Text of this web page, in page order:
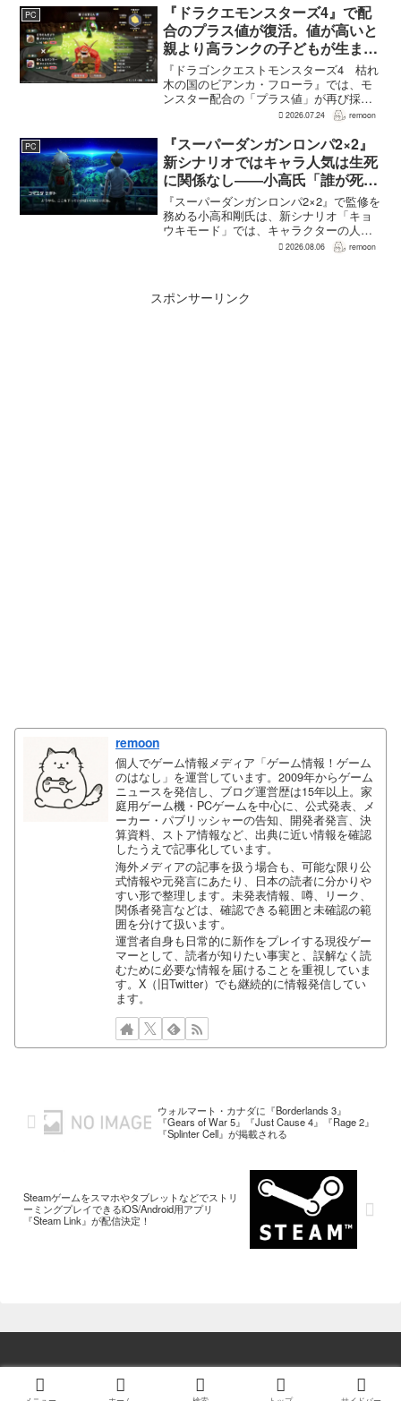
何度も挑戦すれば先へ進める...
PC
『ドラクエモンスターズ4』で配
合のプラス値が復活。値が高いと
親より高ランクの子どもが生まれ
ることも
『ドラゴンクエストモンスターズ4 枯れ
木の国のビアンカ・フローラ』では、モ
ンスター配合の「プラス値」が再び採用
される。配合を繰り返すことで数値が増
が高くなる補正がかかる。前作『ドラゴ
ンクエストモンスターズ...
2026.07.24 remoon
PC
『スーパーダンガンロンパ2×2』
新シナリオではキャラ人気は生死
に関係なし――小高氏「誰が死ん
でもヘイトメールは送らないで」
『スーパーダンガンロンパ2×2』で監修を
務める小高和剛氏は、新シナリオ「キョ
ウキモード」では、キャラクターの人気
にかかわらず退場させるとRPG Siteのイ
2026.08.06 remoon
スポンサーリンク
remoon
個人でゲーム情報メディア「ゲーム情報！ゲーム
のはなし」を運営しています。2009年からゲーム
ニュースを発信し、ブログ運営歴は15年以上。家
庭用ゲーム機・PCゲームを中心に、公式発表、メ
ーカー・パブリッシャーの告知、開発者発言、決
算資料、ストア情報など、出典に近い情報を確認
したうえで記事化しています。
海外メディアの記事を扱う場合も、可能な限り公
式情報や元発言にあたり、日本の読者に分かりや
すい形で整理します。未発表情報、噂、リーク、
関係者発言などは、確認できる範囲と未確認の範
囲を分けて扱います。
運営者自身も日常的に新作をプレイする現役ゲー
マーとして、読者が知りたい事実と、誤解なく読
むために必要な情報を届けることを重視していま
す。X（旧Twitter）でも継続的に情報発信してい
ます。
ウォルマート・カナダに『Borderlands 3』
『Gears of War 5』『Just Cause 4』『Rage 2』
『Splinter Cell』が掲載される
Steamゲームをスマホやタブレットなどでストリ
ーミングプレイできるiOS/Android用アプリ
『Steam Link』が配信決定！
© 2014 ゲーム情報！ゲームのはなし.